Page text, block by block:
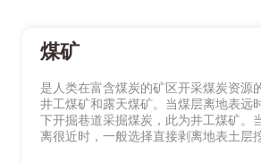
煤矿
是人类在富含煤炭的矿区开采煤炭资源
井工煤矿和露天煤矿。当煤层离地表远
下开掘巷道采掘煤炭，此为井工煤矿。
离很近时，一般选择直接剥离地表土层